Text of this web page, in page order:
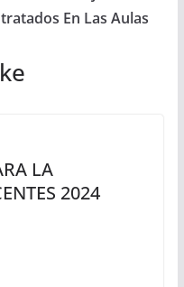
En Las Aulas
LA
2024